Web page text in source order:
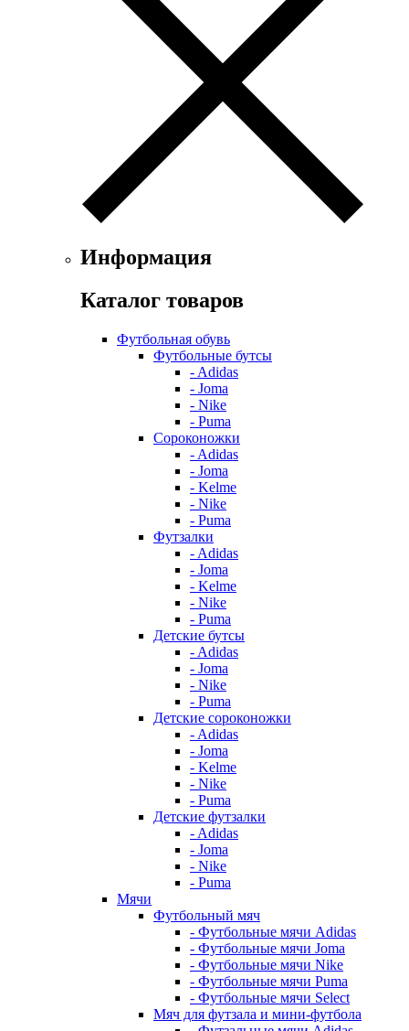
Информация
Каталог товаров
Футбольная обувь
Футбольные бутсы
- Adidas
- Joma
- Nike
- Puma
Сороконожки
- Adidas
- Joma
- Kelme
- Nike
- Puma
Футзалки
- Adidas
- Joma
- Kelme
- Nike
- Puma
Детские бутсы
- Adidas
- Joma
- Nike
- Puma
Детские сороконожки
- Adidas
- Joma
- Kelme
- Nike
- Puma
Детские футзалки
- Adidas
- Joma
- Nike
- Puma
Мячи
Футбольный мяч
- Футбольные мячи Adidas
- Футбольные мячи Joma
- Футбольные мячи Nike
- Футбольные мячи Puma
- Футбольные мячи Select
Мяч для футзала и мини-футбола